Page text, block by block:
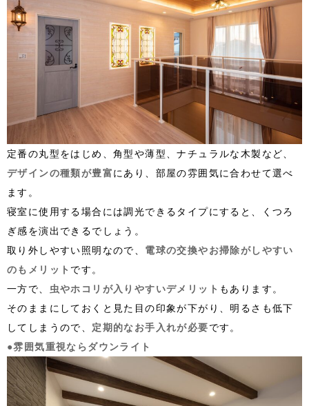
定番の丸型をはじめ、角型や薄型、ナチュラルな木製など、
デザインの種類が豊富にあり、部屋の雰囲気に合わせて選べ
ます。
寝室に使用する場合には調光できるタイプにすると、くつろ
ぎ感を演出できるでしょう。
取り外しやすい照明なので、 電球の交換やお掃除がしやすい
のもメリット です。
一方で、 虫やホコリが入りやすいデメリット もあります。
そのままにしておくと見た目の印象が下がり、明るさも低下
してしまうので、 定期的なお手入れが必要です。
●雰囲気重視ならダウンライト